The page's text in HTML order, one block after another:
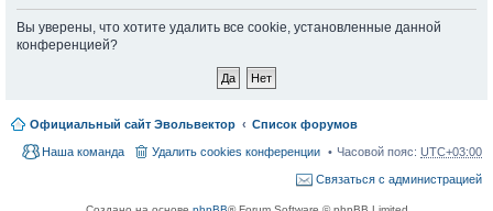
Вы уверены, что хотите удалить все cookie, установленные данной
конференцией?
Официальный сайт Эвольвектор Список форумов
Часовой пояс: UTC+03:00
Удалить cookies конференции
Наша команда
Связаться с администрацией